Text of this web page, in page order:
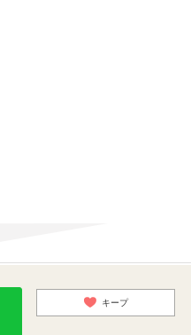
キープ